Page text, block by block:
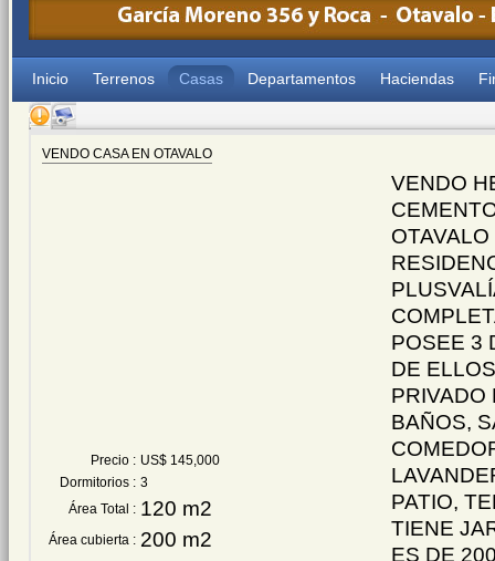
Inicio Terrenos Casas Departamentos Haciendas
VENDO CASA EN OTAVALO
Precio : US$ 145,000
Dormitorios : 3
Área Total : 120 m2
Área cubierta : 200 m2
VENDO
POSEE 3
DE
PRIVADO
BAÑOS,
PATIO,
TIENE
ES DE